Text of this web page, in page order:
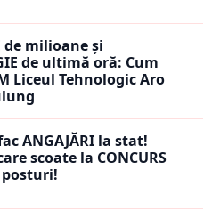
de milioane și
de ultimă oră: Cum
Liceul Tehnologic Aro
ANGAJĂRI la stat!
scoate la CONCURS